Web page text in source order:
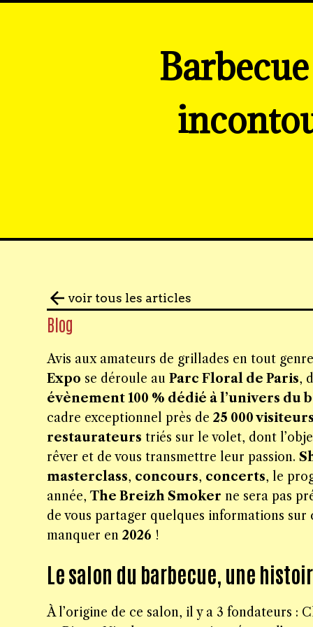
voir tous les articles
Blog
Avis aux amateurs de grillades en tout
Expo se déroule auParc Floral de Paris,
évènement 100 % dédié à l’univers du
cadre exceptionnel près de25 000
restaurateurs triés sur le volet, dont
rêver et de vous transmettre leur passion.
masterclass, concours, concerts, le
année,The Breizh Smoker ne sera pas
de vous partager quelques informations sur
manquer en2026 !
Le salon du barbecue, une
À l’origine de ce salon, il y a 3 fondateurs :